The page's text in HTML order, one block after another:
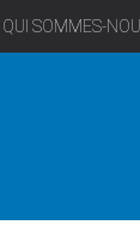
QUI SOMMES-